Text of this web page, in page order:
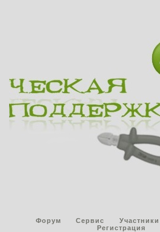
Форум Сервис Участники
Регистрация